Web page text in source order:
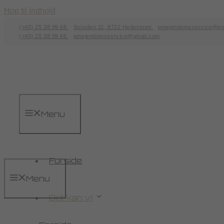
Hop til indhold
(+45) 25 38 99 66 Solsiden 11, 8722 Hedensted
(+45) 25 38 99 66
pmejendomsservice@gmail.com
Menu
Forside
Det kan vi
Menu